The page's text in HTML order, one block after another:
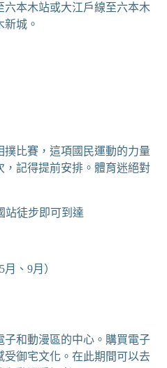
六本木站或大江戶線至六本木
城。
比賽，這項國民運動的力量
記得提前安排。體育迷絕對
站徒步即可到達
、9月）
和動漫區的中心。購買電子
受御宅文化。在此期間可以去